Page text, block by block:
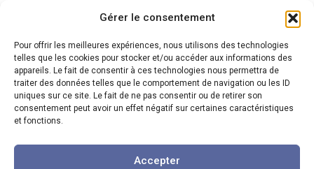
Gérer le consentement
Pour offrir les meilleures expériences, nous utilisons des technologies
telles que les cookies pour stocker et/ou accéder aux informations des
appareils. Le fait de consentir à ces technologies nous permettra de
traiter des données telles que le comportement de navigation ou les ID
uniques sur ce site. Le fait de ne pas consentir ou de retirer son
consentement peut avoir un effet négatif sur certaines caractéristiques
et fonctions.
Accepter
LIENS UTILES
Mentions légales
Conditions générales de vente
Politique de confidentialité
Partenaires
Code de déontologie